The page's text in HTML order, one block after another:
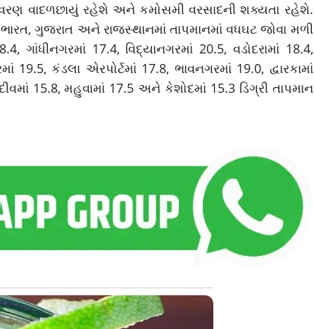
વાદળછાયું રહેશે અને કમોસમી વરસાદની શક્યતા રહેશે.
ગુજરાત અને રાજસ્થાનમાં તાપમાનમાં વધઘટ જોવા મળી
ગાંધીનગરમાં 17.4, વિદ્યાનગરમાં 20.5, વડોદરામાં 18.4,
કંડલા એરપોર્ટમાં 17.8, ભાવનગરમાં 19.0, દ્વારકામાં
15.8, મહુવામાં 17.5 અને કેશોદમાં 15.3 ડિગ્રી તાપમાન